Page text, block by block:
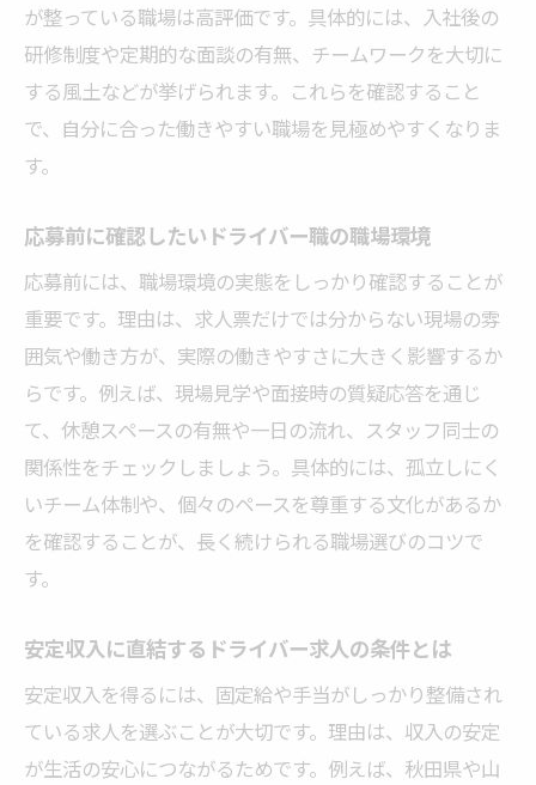
秋田県や韮崎市で求人を効率よく探すコツ
希望条件に合うドライバー求人の見極め方
リアルな口コミを活かしたドライバー求人
選び
探す方法
が整っている職場は高評価です。具体的には、入社後の
研修制度や定期的な面談の有無、チームワークを大切に
する風土などが挙げられます。これらを確認すること
で、自分に合った働きやすい職場を見極めやすくなりま
す。
応募前に確認したいドライバー職の職場環境
応募前には、職場環境の実態をしっかり確認することが
重要です。理由は、求人票だけでは分からない現場の雰
囲気や働き方が、実際の働きやすさに大きく影響するか
らです。例えば、現場見学や面接時の質疑応答を通じ
て、休憩スペースの有無や一日の流れ、スタッフ同士の
関係性をチェックしましょう。具体的には、孤立しにく
いチーム体制や、個々のペースを尊重する文化があるか
を確認することが、長く続けられる職場選びのコツで
す。
安定収入に直結するドライバー求人の条件とは
安定収入を得るには、固定給や手当がしっかり整備され
ている求人を選ぶことが大切です。理由は、収入の安定
が生活の安心につながるためです。例えば、秋田県や山